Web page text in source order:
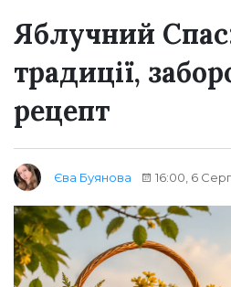
Яблучний Спас:
традиції,
рецепт
Єва Буянова 16:00, 6